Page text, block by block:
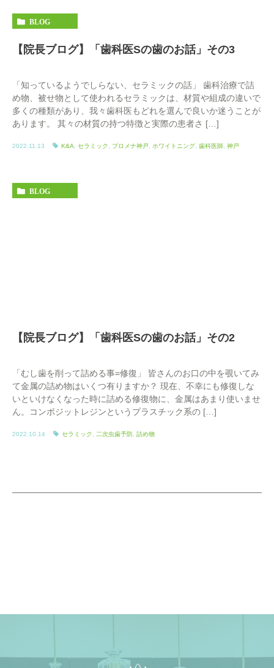
BLOG
【院長ブログ】「歯科医Sの歯のお話」その3
「知っているようでしらない、セラミックの話」 歯科治療で詰
め物、被せ物として使われるセラミックは、材質や組成の違いで
多くの種類があり、我々歯科医もどれを選んで良いか迷うことが
あります。 其々の材質の持つ特徴と実際の患者さ […]
2022.11.13 K&A セラミック プロメナ神戸 ホワイトニング 歯科医師 神戸
BLOG
【院長ブログ】「歯科医Sの歯のお話」その2
「むし歯を削って詰める事=修復」 皆さんのお口の中を覗いてみ
て金属の詰め物はいくつ有りますか？ 現在、不幸にも修復しな
いといけなくなった時に詰める修復物に、金属はあまり使いませ
ん。コンボジットレジンというプラスチック系の […]
2022.10.14 セラミック 二次虫歯予防 詰め物